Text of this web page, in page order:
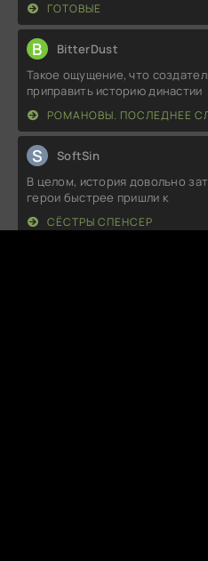
ГОТОВЫЕ
B BitterDust
Такое ощущение, что
приправить историю династии
РОМАНОВЫ. ПОСЛЕДНЕЕ
S SoftSin
В целом, история довольно
герои быстрее пришли к
СЁСТРЫ СПЕНСЕР